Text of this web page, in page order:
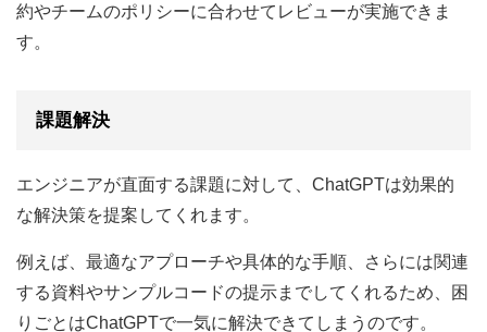
約やチームのポリシーに合わせてレビューが実施できま
す。
課題解決
エンジニアが直面する課題に対して、ChatGPTは効果的
な解決策を提案してくれます。
例えば、最適なアプローチや具体的な手順、さらには関連
する資料やサンプルコードの提示までしてくれるため、困
りごとはChatGPTで一気に解決できてしまうのです。